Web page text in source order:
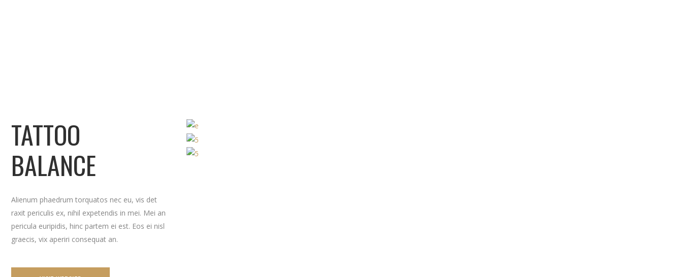
TATTOO
BALANCE
Alienum phaedrum torquatos nec eu, vis det
raxit periculis ex, nihil expetendis in mei. Mei an
pericula euripidis, hinc partem ei est. Eos ei nisl
graecis, vix aperiri consequat an.